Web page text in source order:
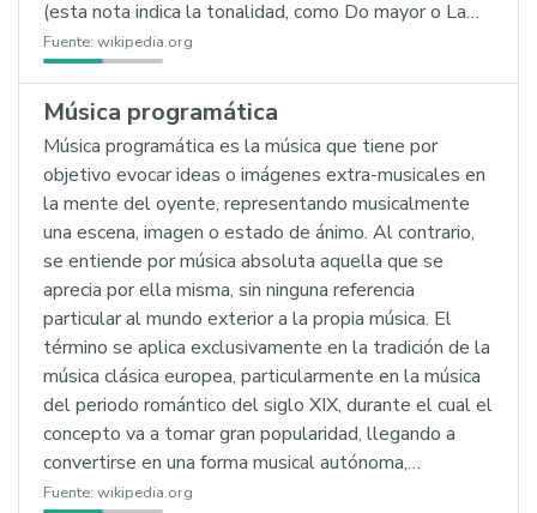
(esta nota indica la tonalidad, como Do mayor o La…
Fuente: wikipedia.org
Música programática
Música programática es la música que tiene por
objetivo evocar ideas o imágenes extra-musicales en
la mente del oyente, representando musicalmente
una escena, imagen o estado de ánimo. Al contrario,
se entiende por música absoluta aquella que se
aprecia por ella misma, sin ninguna referencia
particular al mundo exterior a la propia música. El
término se aplica exclusivamente en la tradición de la
música clásica europea, particularmente en la música
del periodo romántico del siglo XIX, durante el cual el
concepto va a tomar gran popularidad, llegando a
convertirse en una forma musical autónoma,…
Fuente: wikipedia.org